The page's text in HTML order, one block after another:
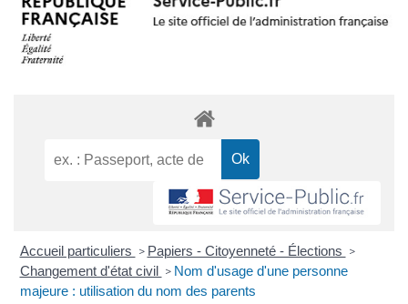
Accueil particuliers > Papiers - Citoyenneté - Élections >
Changement d'état civil > Nom d'usage d'une personne
majeure : utilisation du nom des parents